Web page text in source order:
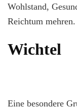
Wohlstand,
Reichtum mehren.
Wichtel
Eine besondere